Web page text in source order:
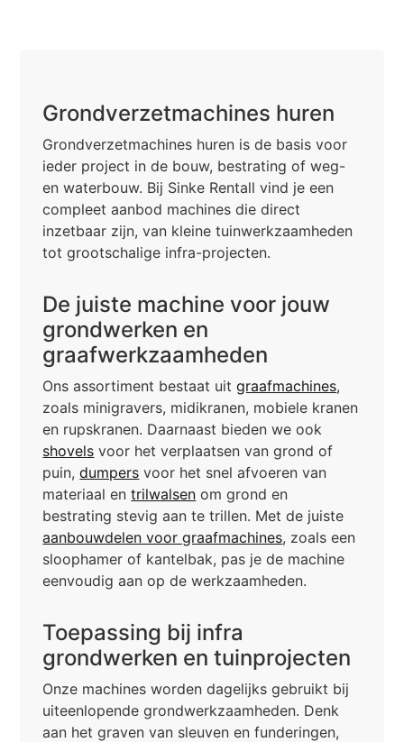
Grondverzetmachines huren
Grondverzetmachines huren is de basis voor
ieder project in de bouw, bestrating of weg-
en waterbouw. Bij Sinke Rentall vind je een
compleet aanbod machines die direct
inzetbaar zijn, van kleine tuinwerkzaamheden
tot grootschalige infra-projecten.
De juiste machine voor jouw
grondwerken en
graafwerkzaamheden
Ons assortiment bestaat uitgraafmachines,
zoals minigravers, midikranen, mobiele kranen
en rupskranen. Daarnaast bieden we ook
shovels voor het verplaatsen van grond of
puin,dumpers voor het snel afvoeren van
materiaal entrilwalsen om grond en
bestrating stevig aan te trillen. Met de juiste
aanbouwdelen voor graafmachines, zoals een
sloophamer of kantelbak, pas je de machine
eenvoudig aan op de werkzaamheden.
Toepassing bij infra
grondwerken en tuinprojecten
Onze machines worden dagelijks gebruikt bij
uiteenlopende grondwerkzaamheden. Denk
aan het graven van sleuven en funderingen,